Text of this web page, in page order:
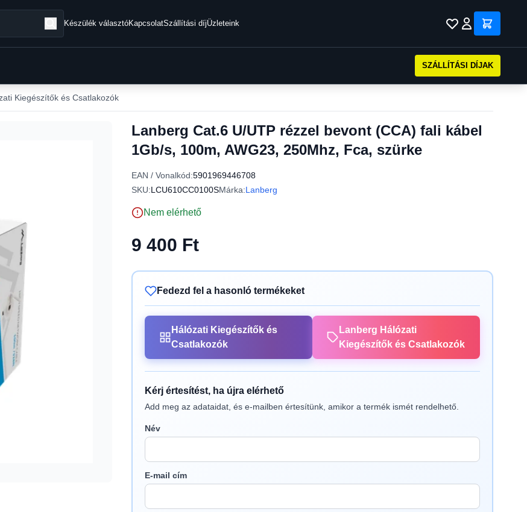
Készülék választóKapcsolatSzállítási díjÜzleteink
SZÁLLÍTÁSI DÍJAK
Kiegészítők és Csatlakozók
Lanberg Cat.6 U/UTP rézzel bevont (CCA) fali kábel
1Gb/s, 100m, AWG23, 250Mhz, Fca, szürke
EAN / Vonalkód:5901969446708
SKU:LCU610CC0100SMárka:Lanberg
Nem elérhető
9 400 Ft
Fedezd fel a hasonló termékeket
Hálózati Kiegészítők és
Csatlakozók
Lanberg Hálózati
Kiegészítők és Csatlakozók
Kérj értesítést, ha újra elérhető
Add meg az adataidat, és e-mailben értesítünk, amikor a termék ismét rendelhető.
Név
E-mail cím